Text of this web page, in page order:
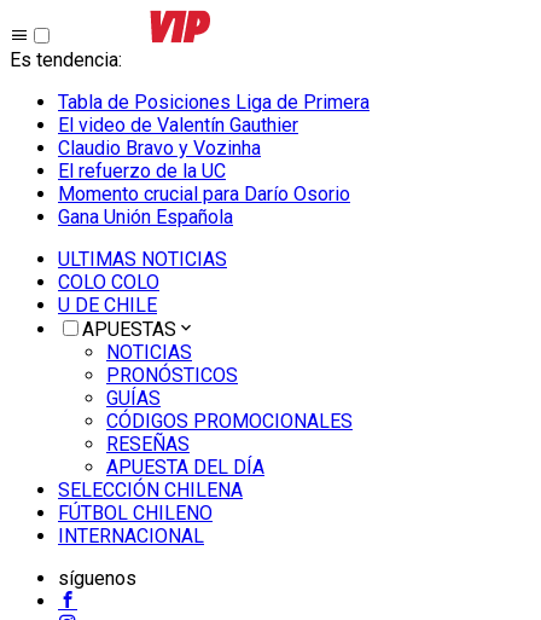
Es tendencia:
Tabla de Posiciones Liga de Primera
El video de Valentín Gauthier
Claudio Bravo y Vozinha
El refuerzo de la UC
Momento crucial para Darío Osorio
Gana Unión Española
ULTIMAS NOTICIAS
COLO COLO
U DE CHILE
APUESTAS
NOTICIAS
PRONÓSTICOS
GUÍAS
CÓDIGOS PROMOCIONALES
RESEÑAS
APUESTA DEL DÍA
SELECCIÓN CHILENA
FÚTBOL CHILENO
INTERNACIONAL
síguenos